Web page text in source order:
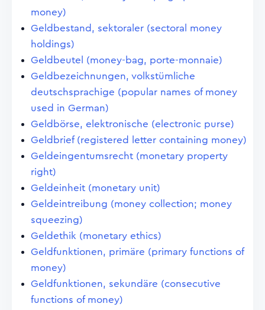
money)
Geldbestand, sektoraler (sectoral money
holdings)
Geldbeutel (money-bag, porte-monnaie)
Geldbezeichnungen, volkstümliche
deutschsprachige (popular names of money
used in German)
Geldbörse, elektronische (electronic purse)
Geldbrief (registered letter containing money)
Geldeingentumsrecht (monetary property
right)
Geldeinheit (monetary unit)
Geldeintreibung (money collection; money
squeezing)
Geldethik (monetary ethics)
Geldfunktionen, primäre (primary functions of
money)
Geldfunktionen, sekundäre (consecutive
functions of money)